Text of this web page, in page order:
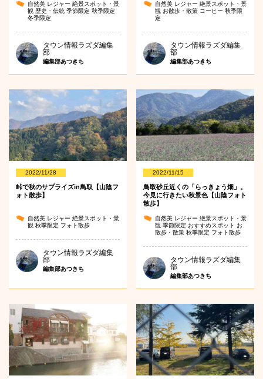
自然美 レジャー 絶景スポット・景
観 歴史・伝統 季節限定 秋季限定
冬季限定
タウン情報ラズダ編集
部
編集部あつきち
自然美 レジャー絶景スポット・景
観 お散歩・散策 コーヒー秋季限
定
タウン情報ラズダ編集
部
編集部あつきち
2022/11/28
峠で秋のサプライズin鳥取【山陰フ
ォト散歩】
自然美 レジャー 絶景スポット・景
観 秋季限定 フォト散歩
タウン情報ラズダ編集
部
編集部あつきち
2022/11/15
鳥取砂丘近くの「らっきょう畑」。
今見に行きたい秋景色【山陰フォト
散歩】
自然美 レジャー絶景スポット・景
観季節限定 おすすめスポット お
散歩・散策秋季限定 フォト散歩
タウン情報ラズダ編集
部
編集部あつきち